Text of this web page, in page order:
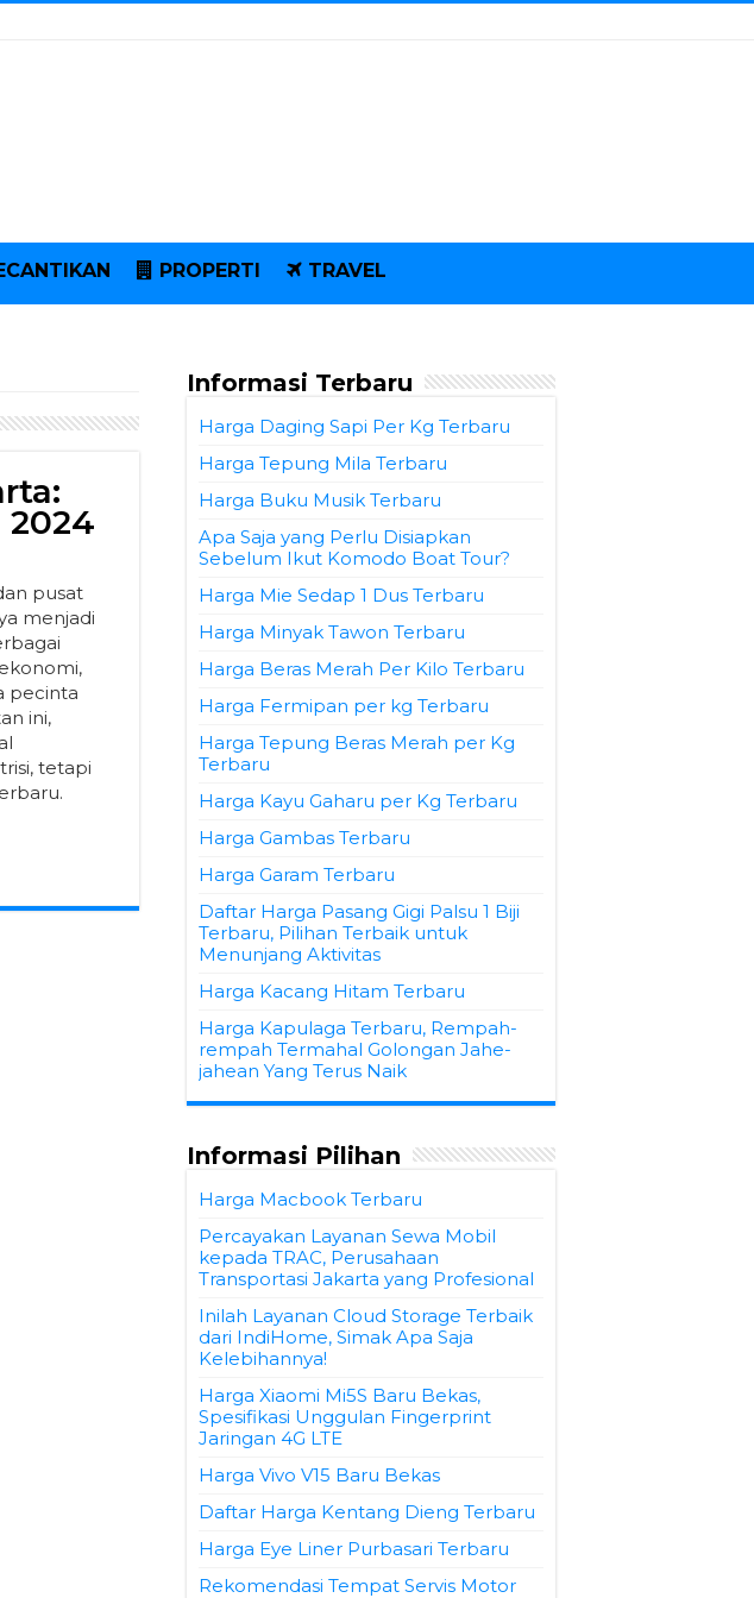
PROPERTI TRAVEL
pusat
menjadi
pecinta
ini,
tetapi
Informasi Terbaru
Harga Daging Sapi Per Kg Terbaru
Harga Tepung Mila Terbaru
Harga Buku Musik Terbaru
Apa Saja yang Perlu Disiapkan
Sebelum Ikut Komodo Boat Tour?
Harga Mie Sedap 1 Dus Terbaru
Harga Minyak Tawon Terbaru
Harga Beras Merah Per Kilo Terbaru
Harga Fermipan per kg Terbaru
Harga Tepung Beras Merah per Kg
Terbaru
Harga Kayu Gaharu per Kg Terbaru
Harga Gambas Terbaru
Harga Garam Terbaru
Daftar Harga Pasang Gigi Palsu 1 Biji
Terbaru, Pilihan Terbaik untuk
Menunjang Aktivitas
Harga Kacang Hitam Terbaru
Harga Kapulaga Terbaru, Rempah-
rempah Termahal Golongan Jahe-
jahean Yang Terus Naik
Informasi Pilihan
Harga Macbook Terbaru
Percayakan Layanan Sewa Mobil
kepada TRAC, Perusahaan
Transportasi Jakarta yang Profesional
Inilah Layanan Cloud Storage Terbaik
dari IndiHome, Simak Apa Saja
Kelebihannya!
Harga Xiaomi Mi5S Baru Bekas,
Spesifikasi Unggulan Fingerprint
Jaringan 4G LTE
Harga Vivo V15 Baru Bekas
Daftar Harga Kentang Dieng Terbaru
Harga Eye Liner Purbasari Terbaru
Rekomendasi Tempat Servis Motor